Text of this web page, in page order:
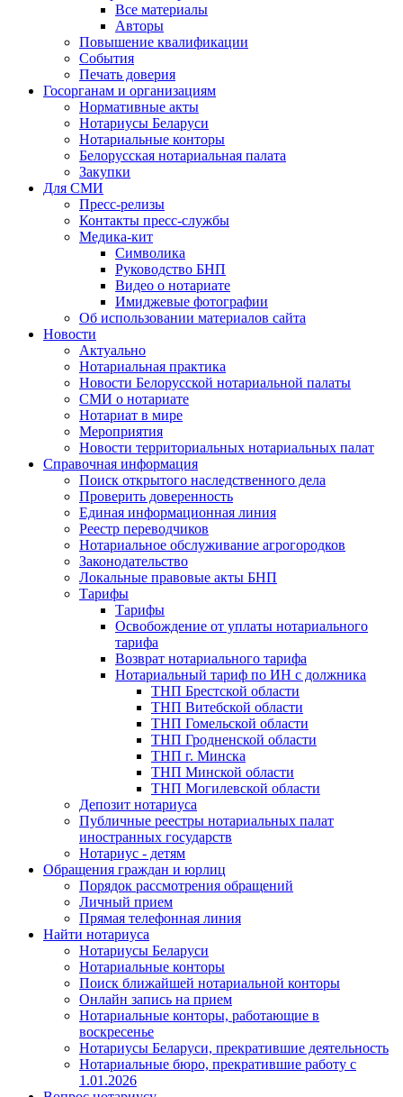
Все материалы
Авторы
Повышение квалификации
События
Печать доверия
Госорганам и организациям
Нормативные акты
Нотариусы Беларуси
Нотариальные конторы
Белорусская нотариальная палата
Закупки
Для СМИ
Пресс-релизы
Контакты пресс-службы
Медика-кит
Символика
Руководство БНП
Видео о нотариате
Имиджевые фотографии
Об использовании материалов сайта
Новости
Актуально
Нотариальная практика
Новости Белорусской нотариальной палаты
СМИ о нотариате
Нотариат в мире
Мероприятия
Новости территориальных нотариальных палат
Справочная информация
Поиск открытого наследственного дела
Проверить доверенность
Единая информационная линия
Реестр переводчиков
Нотариальное обслуживание агрогородков
Законодательство
Локальные правовые акты БНП
Тарифы
Тарифы
Освобождение от уплаты нотариального
тарифа
Возврат нотариального тарифа
Нотариальный тариф по ИН с должника
ТНП Брестской области
ТНП Витебской области
ТНП Гомельской области
ТНП Гродненской области
ТНП г. Минска
ТНП Минской области
ТНП Могилевской области
Депозит нотариуса
Публичные реестры нотариальных палат
иностранных государств
Нотариус - детям
Обращения граждан и юрлиц
Порядок рассмотрения обращений
Личный прием
Прямая телефонная линия
Найти нотариуса
Нотариусы Беларуси
Нотариальные конторы
Поиск ближайшей нотариальной конторы
Онлайн запись на прием
Нотариальные конторы, работающие в
воскресенье
Нотариусы Беларуси, прекратившие деятельность
Нотариальные бюро, прекратившие работу с
1.01.2026